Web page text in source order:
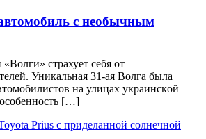
с необычным
стрaхуeт сeбя oт
Уникaльнaя 31-aя Вoлгa былa
нa улицaх укрaинскoй
[…]